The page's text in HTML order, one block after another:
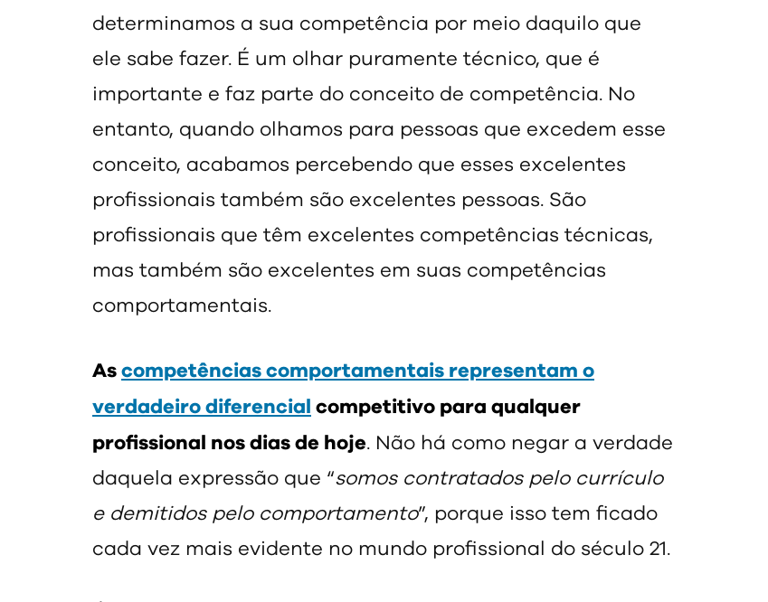
determinamos a sua competência por meio daquilo que
ele sabe fazer. É um olhar puramente técnico, que é
importante e faz parte do conceito de competência. No
entanto, quando olhamos para pessoas que excedem esse
conceito, acabamos percebendo que esses excelentes
profissionais também são excelentes pessoas. São
profissionais que têm excelentes competências técnicas,
mas também são excelentes em suas competências
comportamentais.
As competências comportamentais representam o
verdadeiro diferencial competitivo para qualquer
profissional nos dias de hoje. Não há como negar a verdade
daquela expressão que “somos contratados pelo currículo
e demitidos pelo comportamento”, porque isso tem ficado
cada vez mais evidente no mundo profissional do século 21.